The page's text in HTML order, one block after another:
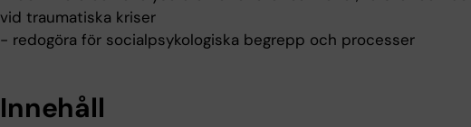
vid traumatiska kriser
- redogöra för socialpsykologiska begrepp och processer
Innehåll